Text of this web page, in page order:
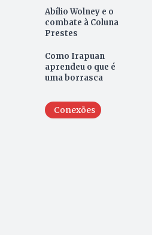
Abílio Wolney e o
combate à Coluna
Prestes
Como Irapuan
aprendeu o que é
uma borrasca
Conexões